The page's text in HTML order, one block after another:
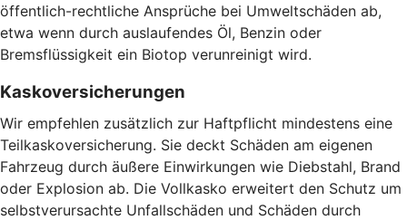
öffentlich-rechtliche Ansprüche bei Umweltschäden ab,
etwa wenn durch auslaufendes Öl, Benzin oder
Bremsflüssigkeit ein Biotop verunreinigt wird.
Kaskoversicherungen
Wir empfehlen zusätzlich zur Haftpflicht mindestens eine
Teilkaskoversicherung. Sie deckt Schäden am eigenen
Fahrzeug durch äußere Einwirkungen wie Diebstahl, Brand
oder Explosion ab. Die Vollkasko erweitert den Schutz um
selbstverursachte Unfallschäden und Schäden durch